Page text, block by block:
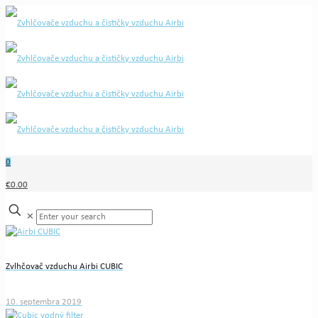
0
€0.00
✕
Zvlhčovač vzduchu Airbi CUBIC
10. septembra 2019